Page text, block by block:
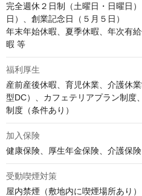
完全週休２日制（土曜日・日曜日
日）、創業記念日（５月５日）
年末年始休暇、夏季休暇、年次有
暇 等
福利厚生
産前産後休暇、育児休業、介護休
型DC）、カフェテリアプラン制度
制度（条件あり）
加入保険
健康保険、厚生年金保険、介護保
受動喫煙対策
屋内禁煙（敷地内に喫煙場所あり）